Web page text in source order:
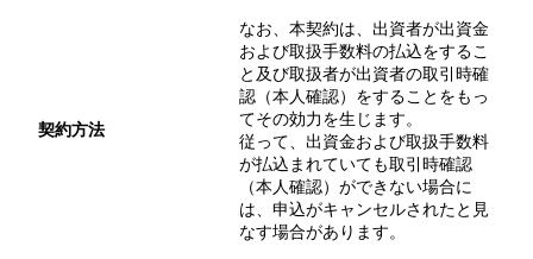
契約方法
なお、本契約は、出資者が出資金
および取扱手数料の払込をするこ
と及び取扱者が出資者の取引時確
認（本人確認）をすることをもっ
てその効力を生じます。
従って、出資金および取扱手数料
が払込まれていても取引時確認
（本人確認）ができない場合に
は、申込がキャンセルされたと見
なす場合があります。